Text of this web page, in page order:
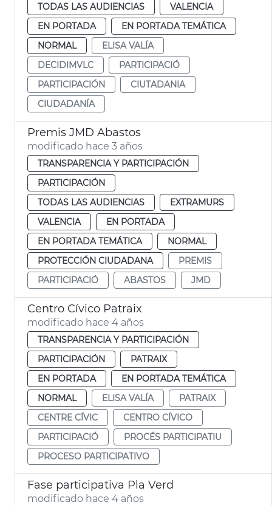
TODAS LAS AUDIENCIAS
VALENCIA
EN PORTADA
EN PORTADA TEMÁTICA
NORMAL
ELISA VALÍA
DECIDIMVLC
PARTICIPACIÓ
PARTICIPACIÓN
CIUTADANIA
CIUDADANÍA
Premis JMD Abastos
modificado hace 3 años
TRANSPARENCIA Y PARTICIPACIÓN
PARTICIPACIÓN
TODAS LAS AUDIENCIAS
EXTRAMURS
VALENCIA
EN PORTADA
EN PORTADA TEMÁTICA
NORMAL
PROTECCIÓN CIUDADANA
PREMIS
PARTICIPACIÓ
ABASTOS JMD
Centro Cívico Patraix
modificado hace 4 años
TRANSPARENCIA Y PARTICIPACIÓN
PARTICIPACIÓN
PATRAIX
EN PORTADA
EN PORTADA TEMÁTICA
NORMAL
ELISA VALÍA
PATRAIX
CENTRE CÍVIC
CENTRO CÍVICO
PARTICIPACIÓ
PROCÉS PARTICIPATIU
PROCESO PARTICIPATIVO
Fase participativa Pla Verd
modificado hace 4 años